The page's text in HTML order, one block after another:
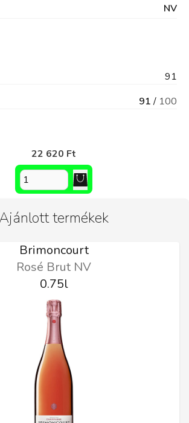
NV
91
91 / 100
22 620 Ft
Ajánlott termékek
Brimoncourt
Rosé Brut NV
0.75l